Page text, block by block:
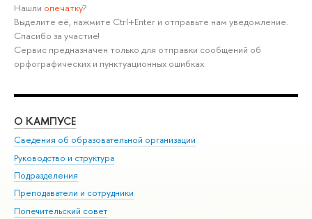
Нашли опечатку?
Выделите её, нажмите Ctrl+Enter и отправьте нам уведомление.
Спасибо за участие!
Сервис предназначен только для отправки сообщений об
орфографических и пунктуационных ошибках.
О КАМПУСЕ
Сведения об образовательной организации
Руководство и структура
Подразделения
Преподаватели и сотрудники
Попечительский совет